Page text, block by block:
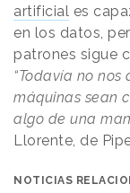
artificial es
en los datos,
patrones sigue
“Todavía no
máquinas sean
algo de una
Llorente, de
NOTICIAS